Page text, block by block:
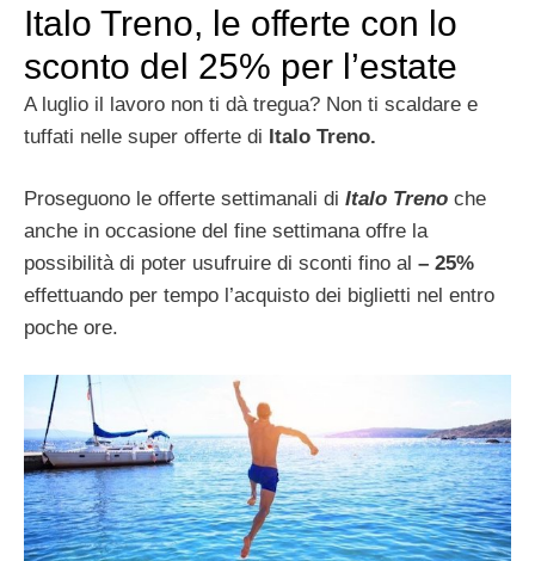
Italo Treno, le offerte con lo
sconto del 25% per l’estate
A luglio il lavoro non ti dà tregua? Non ti scaldare e
tuffati nelle super offerte di Italo Treno.
Proseguono le offerte settimanali di Italo Treno che
anche in occasione del fine settimana offre la
possibilità di poter usufruire di sconti fino al – 25%
effettuando per tempo l’acquisto dei biglietti nel entro
poche ore.